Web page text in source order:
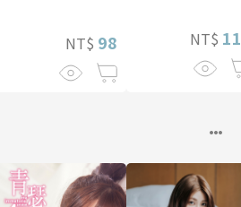
NT$ 98
NT$